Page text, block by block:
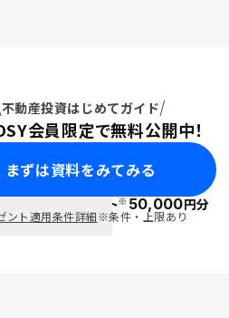
不動産投資はじめてガイド
会員限定で無料公開中！
まずは資料をみてみる
ポイント※50,000円分
ント適用条件詳細※条件・上限あり